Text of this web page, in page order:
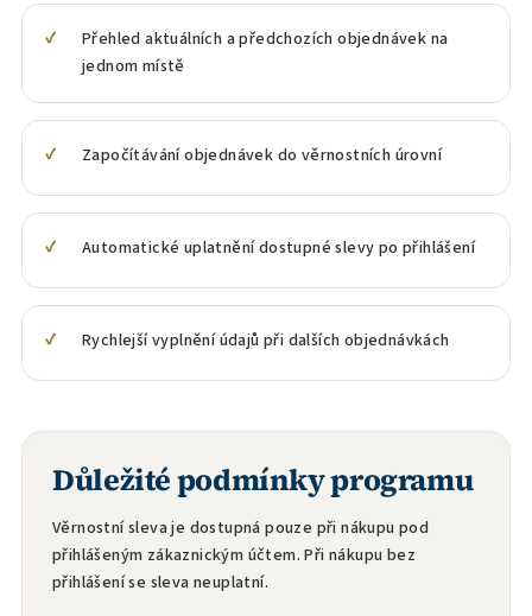
Přehled aktuálních a předchozích objednávek na
jednom místě
Započítávání objednávek do věrnostních úrovní
Automatické uplatnění dostupné slevy po přihlášení
Rychlejší vyplnění údajů při dalších objednávkách
Důležité podmínky programu
Věrnostní sleva je dostupná pouze při nákupu pod
přihlášeným zákaznickým účtem. Při nákupu bez
přihlášení se sleva neuplatní.